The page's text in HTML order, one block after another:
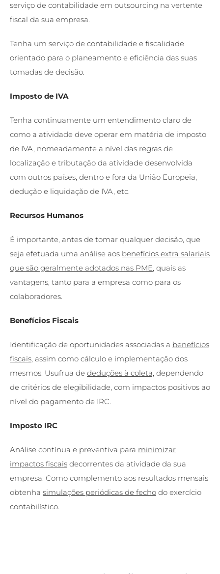
serviço de contabilidade em outsourcing na vertente
fiscal da sua empresa.
Tenha um serviço de contabilidade e fiscalidade
orientado para o planeamento e eficiência das suas
tomadas de decisão.
Imposto de IVA
Tenha continuamente um entendimento claro de
como a atividade deve operar em matéria de imposto
de IVA, nomeadamente a nível das regras de
localização e tributação da atividade desenvolvida
com outros países, dentro e fora da União Europeia,
dedução e liquidação de IVA, etc.
Recursos Humanos
É importante, antes de tomar qualquer decisão, que
seja efetuada uma análise aos benefícios extra salariais
que são geralmente adotados nas PME, quais as
vantagens, tanto para a empresa como para os
colaboradores.
Benefícios Fiscais
Identificação de oportunidades associadas a benefícios
fiscais, assim como cálculo e implementação dos
mesmos. Usufrua de deduções à coleta, dependendo
de critérios de elegibilidade, com impactos positivos ao
nível do pagamento de IRC.
Imposto IRC
Análise contínua e preventiva para minimizar
impactos fiscais decorrentes da atividade da sua
empresa. Como complemento aos resultados mensais
obtenha simulações periódicas de fecho do exercício
contabilístico.